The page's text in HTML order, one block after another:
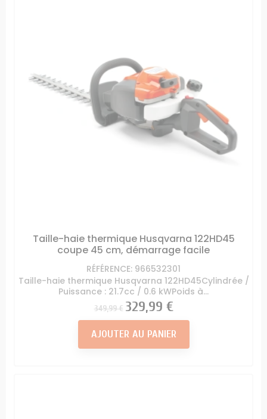
Taille-haie thermique Husqvarna 122HD45
coupe 45 cm, démarrage facile
RÉFÉRENCE: 966532301
Taille-haie thermique Husqvarna 122HD45Cylindrée /
Puissance : 21.7cc / 0.6 kWPoids à...
Prix
349,99 € Prix
329,99 €
AJOUTER AU PANIER